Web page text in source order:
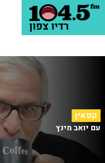
קפאין
עם יואב מינץ